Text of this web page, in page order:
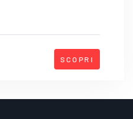
SCOPRI